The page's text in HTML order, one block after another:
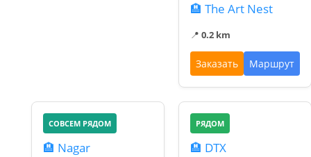
🏨 The Art Nest
📍 0.2 km
Заказать Маршрут
СОВСЕМ РЯДОМ
🏨 Nagar
РЯДОМ
🏨 DTX